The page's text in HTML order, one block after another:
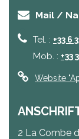
Mail /
Tel. : +33 6
Mob. : +33
Website
2 La Combe